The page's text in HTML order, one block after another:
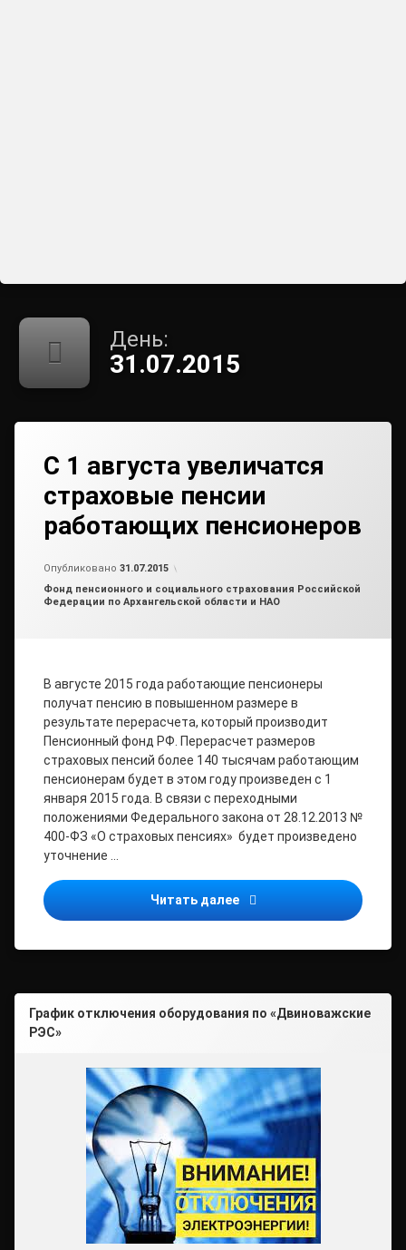
День:
31.07.2015
С 1 августа увеличатся
страховые пенсии
работающих пенсионеров
Опубликовано 31.07.2015
Рубрики:
Фонд пенсионного и социального страхования Российской
Федерации по Архангельской области и НАО
В августе 2015 года работающие пенсионеры
получат пенсию в повышенном размере в
результате перерасчета, который производит
Пенсионный фонд РФ. Перерасчет размеров
страховых пенсий более 140 тысячам работающим
пенсионерам будет в этом году произведен с 1
января 2015 года. В связи с переходными
положениями Федерального закона от 28.12.2013 №
400-ФЗ «О страховых пенсиях» будет произведено
уточнение …
Читать далее С 1 августа увеличатся
График отключения оборудования по «Двиноважские
РЭС»